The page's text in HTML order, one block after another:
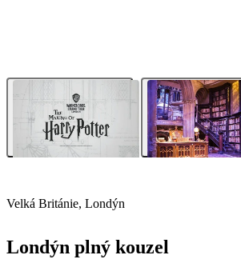
Velká Británie, Londýn
Londýn plný kouzel